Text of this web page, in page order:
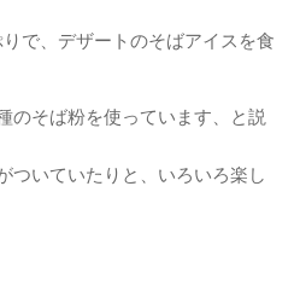
で、デザートのそばアイスを食
のそば粉を使っています、と説
ついていたりと、いろいろ楽し